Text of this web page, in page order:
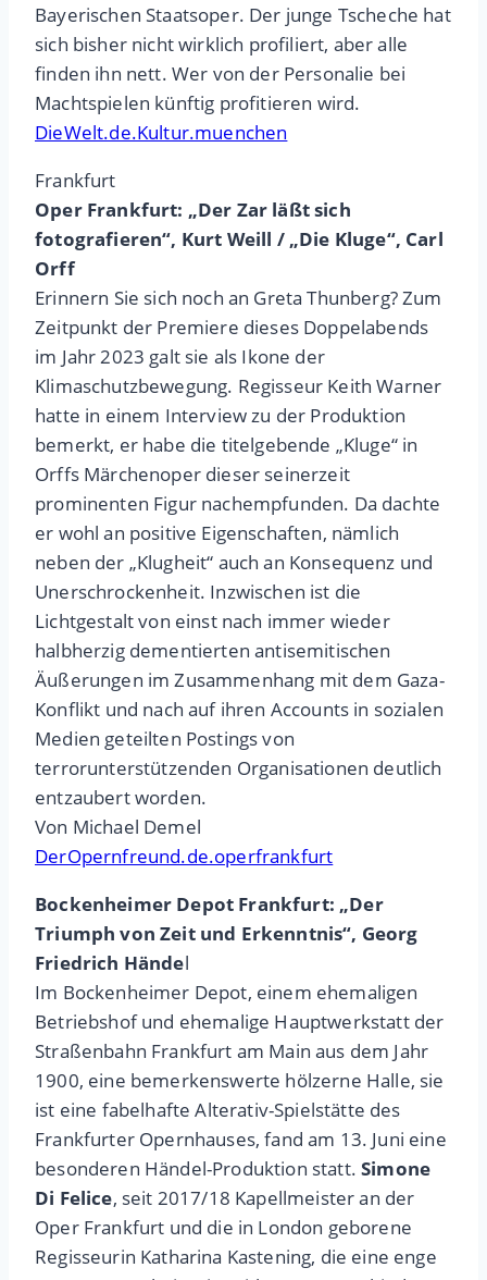
Bayerischen Staatsoper. Der junge Tscheche hat
sich bisher nicht wirklich profiliert, aber alle
finden ihn nett. Wer von der Personalie bei
Machtspielen künftig profitieren wird.
DieWelt.de.Kultur.muenchen
Frankfurt
Oper Frankfurt: „Der Zar läßt sich
fotografieren“, Kurt Weill / „Die Kluge“, Carl
Orff
Erinnern Sie sich noch an Greta Thunberg? Zum
Zeitpunkt der Premiere dieses Doppelabends
im Jahr 2023 galt sie als Ikone der
Klimaschutzbewegung. Regisseur Keith Warner
hatte in einem Interview zu der Produktion
bemerkt, er habe die titelgebende „Kluge“ in
Orffs Märchenoper dieser seinerzeit
prominenten Figur nachempfunden. Da dachte
er wohl an positive Eigenschaften, nämlich
neben der „Klugheit“ auch an Konsequenz und
Unerschrockenheit. Inzwischen ist die
Lichtgestalt von einst nach immer wieder
halbherzig dementierten antisemitischen
Äußerungen im Zusammenhang mit dem Gaza-
Konflikt und nach auf ihren Accounts in sozialen
Medien geteilten Postings von
terrorunterstützenden Organisationen deutlich
entzaubert worden.
Von Michael Demel
DerOpernfreund.de.operfrankfurt
Bockenheimer Depot Frankfurt: „Der
Triumph von Zeit und Erkenntnis“, Georg
Friedrich Händel
Im Bockenheimer Depot, einem ehemaligen
Betriebshof und ehemalige Hauptwerkstatt der
Straßenbahn Frankfurt am Main aus dem Jahr
1900, eine bemerkenswerte hölzerne Halle, sie
ist eine fabelhafte Alterativ-Spielstätte des
Frankfurter Opernhauses, fand am 13. Juni eine
besonderen Händel-Produktion statt.Simone
Di Felice, seit 2017/18 Kapellmeister an der
Oper Frankfurt und die in London geborene
Regisseurin Katharina Kastening, die eine enge